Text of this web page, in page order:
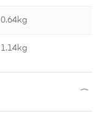
0.64kg
1.14kg